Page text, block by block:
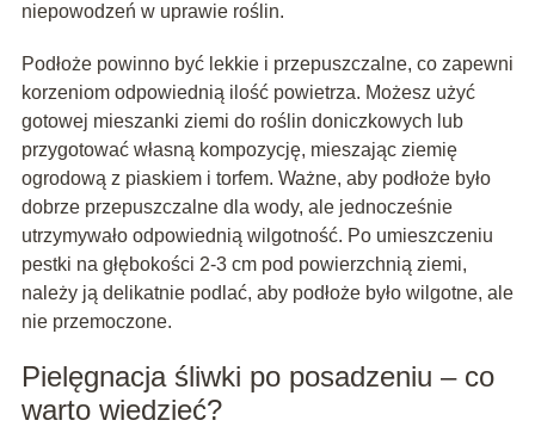
niepowodzeń w uprawie roślin.
Podłoże powinno być lekkie i przepuszczalne, co zapewni
korzeniom odpowiednią ilość powietrza. Możesz użyć
gotowej mieszanki ziemi do roślin doniczkowych lub
przygotować własną kompozycję, mieszając ziemię
ogrodową z piaskiem i torfem. Ważne, aby podłoże było
dobrze przepuszczalne dla wody, ale jednocześnie
utrzymywało odpowiednią wilgotność. Po umieszczeniu
pestki na głębokości 2-3 cm pod powierzchnią ziemi,
należy ją delikatnie podlać, aby podłoże było wilgotne, ale
nie przemoczone.
Pielęgnacja śliwki po posadzeniu – co
warto wiedzieć?